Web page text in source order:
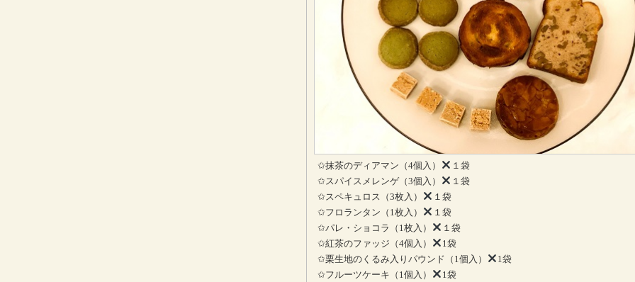
✩抹茶のディアマン（4個入）
１袋
✩スパイスメレンゲ（3個入）
１袋
✩スペキュロス（3枚入）
１袋
✩フロランタン（1枚入）
１袋
✩パレ・ショコラ（1枚入）
１袋
✩紅茶のファッジ（4個入）
1袋
✩栗生地のくるみ入りパウンド（1個入）
1袋
✩フルーツケーキ（1個入）
1袋